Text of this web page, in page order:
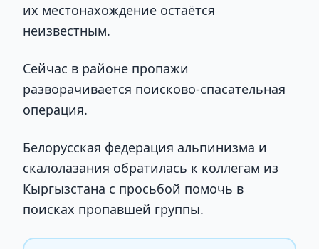
их местонахождение остаётся
неизвестным.
Сейчас в районе пропажи
разворачивается поисково-спасательная
операция.
Белорусская федерация альпинизма и
скалолазания обратилась к коллегам из
Кыргызстана с просьбой помочь в
поисках пропавшей группы.